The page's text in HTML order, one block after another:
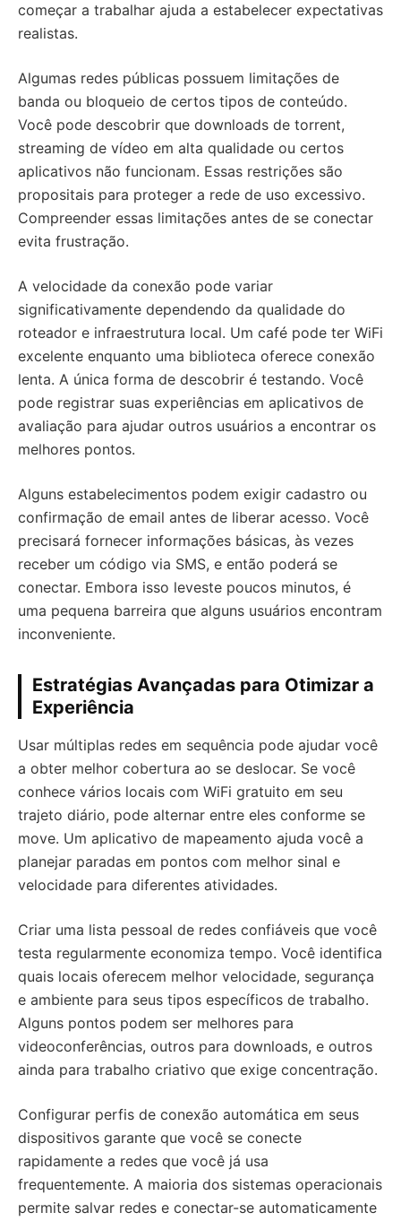
começar a trabalhar ajuda a estabelecer expectativas
realistas.
Algumas redes públicas possuem limitações de
banda ou bloqueio de certos tipos de conteúdo.
Você pode descobrir que downloads de torrent,
streaming de vídeo em alta qualidade ou certos
aplicativos não funcionam. Essas restrições são
propositais para proteger a rede de uso excessivo.
Compreender essas limitações antes de se conectar
evita frustração.
A velocidade da conexão pode variar
significativamente dependendo da qualidade do
roteador e infraestrutura local. Um café pode ter WiFi
excelente enquanto uma biblioteca oferece conexão
lenta. A única forma de descobrir é testando. Você
pode registrar suas experiências em aplicativos de
avaliação para ajudar outros usuários a encontrar os
melhores pontos.
Alguns estabelecimentos podem exigir cadastro ou
confirmação de email antes de liberar acesso. Você
precisará fornecer informações básicas, às vezes
receber um código via SMS, e então poderá se
conectar. Embora isso leveste poucos minutos, é
uma pequena barreira que alguns usuários encontram
inconveniente.
Estratégias Avançadas para Otimizar a
Experiência
Usar múltiplas redes em sequência pode ajudar você
a obter melhor cobertura ao se deslocar. Se você
conhece vários locais com WiFi gratuito em seu
trajeto diário, pode alternar entre eles conforme se
move. Um aplicativo de mapeamento ajuda você a
planejar paradas em pontos com melhor sinal e
velocidade para diferentes atividades.
Criar uma lista pessoal de redes confiáveis que você
testa regularmente economiza tempo. Você identifica
quais locais oferecem melhor velocidade, segurança
e ambiente para seus tipos específicos de trabalho.
Alguns pontos podem ser melhores para
videoconferências, outros para downloads, e outros
ainda para trabalho criativo que exige concentração.
Configurar perfis de conexão automática em seus
dispositivos garante que você se conecte
rapidamente a redes que você já usa
frequentemente. A maioria dos sistemas operacionais
permite salvar redes e conectar-se automaticamente